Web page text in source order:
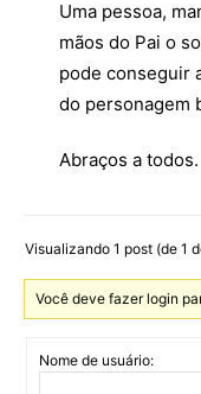
Uma pessoa,
mãos do Pai o
pode conseguir
do personagem
Abraços a todos.
Visualizando 1 post (de 1
Você deve fazer login
Nome de usuário: